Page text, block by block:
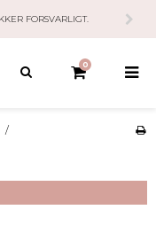
21 RING / SMS / MAIL.
0
/